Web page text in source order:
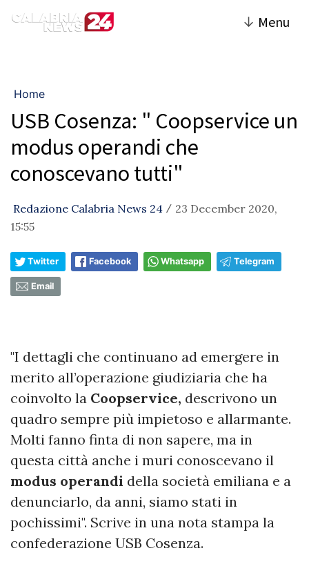
↓ Menu
Home
USB Cosenza: " Coopservice un
modus operandi che
conoscevano tutti"
Redazione Calabria News 24 / 23 December 2020,
15:55
Twitter Facebook Whatsapp Telegram
Email
"I dettagli che continuano ad emergere in
merito all’operazione giudiziaria che ha
coinvolto la Coopservice, descrivono un
quadro sempre più impietoso e allarmante.
Molti fanno finta di non sapere, ma in
questa città anche i muri conoscevano il
modus operandi della società emiliana e a
denunciarlo, da anni, siamo stati in
pochissimi". Scrive in una nota stampa la
confederazione USB Cosenza.